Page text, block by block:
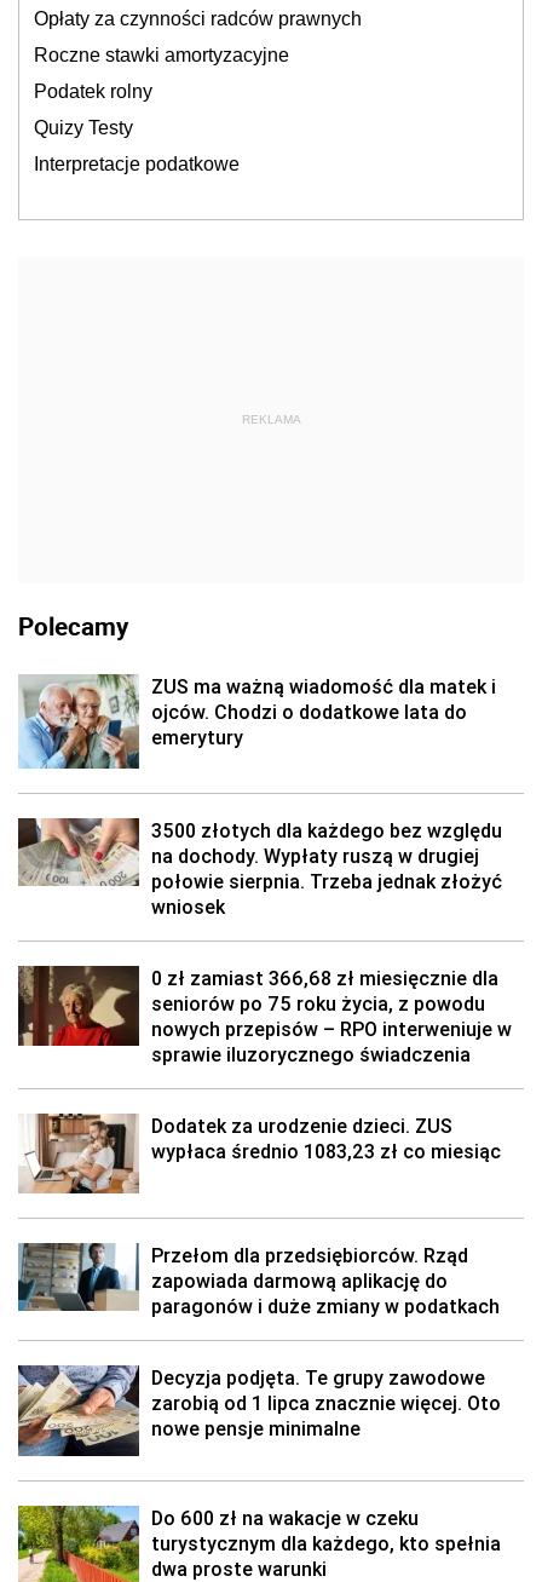
Opłaty za czynności radców prawnych
Roczne stawki amortyzacyjne
Podatek rolny
Quizy Testy
Interpretacje podatkowe
REKLAMA
Polecamy
ZUS ma ważną wiadomość dla matek i
ojców. Chodzi o dodatkowe lata do
emerytury
3500 złotych dla każdego bez względu
na dochody. Wypłaty ruszą w drugiej
połowie sierpnia. Trzeba jednak złożyć
wniosek
0 zł zamiast 366,68 zł miesięcznie dla
seniorów po 75 roku życia, z powodu
nowych przepisów – RPO interweniuje w
sprawie iluzorycznego świadczenia
Dodatek za urodzenie dzieci. ZUS
wypłaca średnio 1083,23 zł co miesiąc
Przełom dla przedsiębiorców. Rząd
zapowiada darmową aplikację do
paragonów i duże zmiany w podatkach
Decyzja podjęta. Te grupy zawodowe
zarobią od 1 lipca znacznie więcej. Oto
nowe pensje minimalne
Do 600 zł na wakacje w czeku
turystycznym dla każdego, kto spełnia
dwa proste warunki